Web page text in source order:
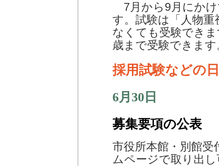
7月から9月にかけ
す。試験は「人物
なくても受験でき
歳まで受験できます
採用試験などの
6月30日
募集要項の公表
市役所本館・別館受
ムページで取り出し